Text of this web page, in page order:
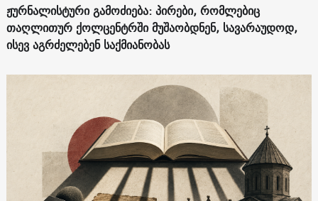
ჟურნალისტური გამოძიება: პირები, რომლებიც
თაღლითურ ქოლცენტრში მუშაობდნენ, სავარაუდოდ,
ისევ აგრძელებენ საქმიანობას